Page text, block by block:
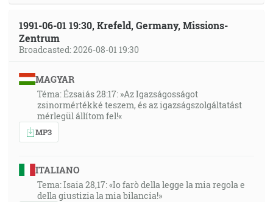
1991-06-01 19:30, Krefeld, Germany, Missions-
Zentrum
Broadcasted: 2026-08-01 19:30
MAGYAR
Téma: Ézsaiás 28:17: »Az Igazságosságot
zsinormértékké teszem, és az igazságszolgáltatást
mérlegül állítom fel!«
MP3
ITALIANO
Tema: Isaia 28,17: «Io farò della legge la mia regola e
della giustizia la mia bilancia!»